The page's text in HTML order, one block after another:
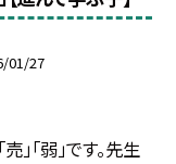
01/27
」「弱」です。先生